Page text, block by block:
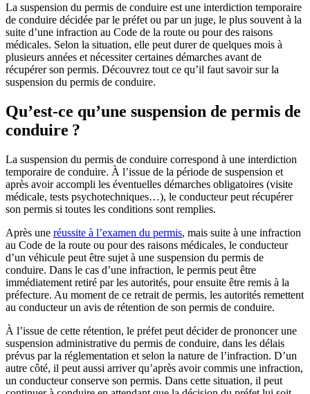
La suspension du permis de conduire est une interdiction temporaire
de conduire décidée par le préfet ou par un juge, le plus souvent à la
suite d’une infraction au Code de la route ou pour des raisons
médicales. Selon la situation, elle peut durer de quelques mois à
plusieurs années et nécessiter certaines démarches avant de
récupérer son permis. Découvrez tout ce qu’il faut savoir sur la
suspension du permis de conduire.
Qu’est-ce qu’une suspension de permis de
conduire ?
La suspension du permis de conduire correspond à une interdiction
temporaire de conduire. À l’issue de la période de suspension et
après avoir accompli les éventuelles démarches obligatoires (visite
médicale, tests psychotechniques…), le conducteur peut récupérer
son permis si toutes les conditions sont remplies.
Après une réussite à l’examen du permis, mais suite à une infraction
au Code de la route ou pour des raisons médicales, le conducteur
d’un véhicule peut être sujet à une suspension du permis de
conduire. Dans le cas d’une infraction, le permis peut être
immédiatement retiré par les autorités, pour ensuite être remis à la
préfecture. Au moment de ce retrait de permis, les autorités remettent
au conducteur un avis de rétention de son permis de conduire.
À l’issue de cette rétention, le préfet peut décider de prononcer une
suspension administrative du permis de conduire, dans les délais
prévus par la réglementation et selon la nature de l’infraction. D’un
autre côté, il peut aussi arriver qu’après avoir commis une infraction,
un conducteur conserve son permis. Dans cette situation, il peut